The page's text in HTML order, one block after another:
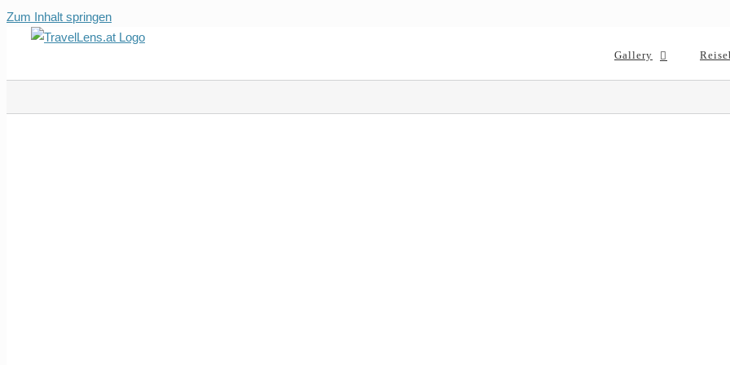
Zum Inhalt springen
Gallery